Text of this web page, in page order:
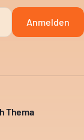
Anmelden
Thema